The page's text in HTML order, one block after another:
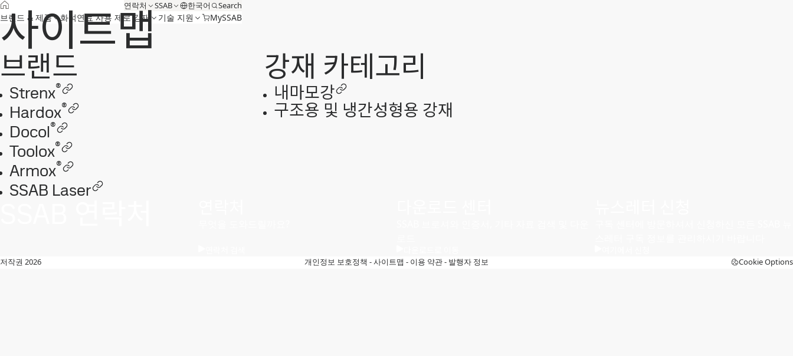
연락처 SSAB 한국어 Search
브랜드 & 제품 화석연료 사용 제로 강재 기술 지원 MySSAB
사이트맵
브랜드
Strenx®
Hardox®
Docol®
Toolox®
Armox®
SSAB Laser
강재 카테고리
내마모강
구조용 및 냉간성형용 강재
저작권 2026
개인정보 보호정책 -사이트맵 - 이용 약관- 발행자 정보 Cookie Options